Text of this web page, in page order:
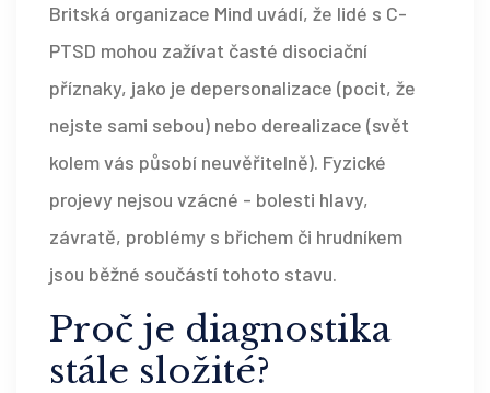
Britská organizace Mind uvádí, že lidé s C-
PTSD mohou zažívat časté disociační
příznaky, jako je depersonalizace (pocit, že
nejste sami sebou) nebo derealizace (svět
kolem vás působí neuvěřitelně). Fyzické
projevy nejsou vzácné - bolesti hlavy,
závratě, problémy s břichem či hrudníkem
jsou běžné součástí tohoto stavu.
Proč je diagnostika
stále složité?